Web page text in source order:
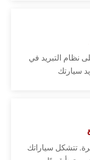
نظام التبريد في
تتشكل سياراتك